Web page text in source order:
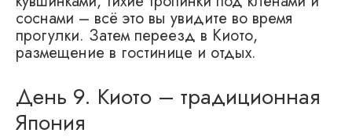
соснами – всё это вы увидите во время
прогулки. Затем переезд в Киото,
размещение в гостинице и отдых.
День 9. Киото – традиционная
Япония